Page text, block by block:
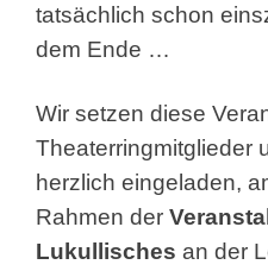
tatsächlich schon
dem Ende …
Wir setzen diese
Theaterringmitglieder
herzlich eingeladen,
Rahmen der
Lukullisches an der